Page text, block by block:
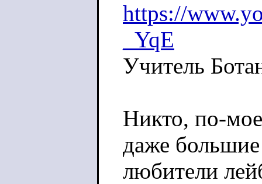
https://
_YqE
Учитель
Никто, по-
даже большие
любители